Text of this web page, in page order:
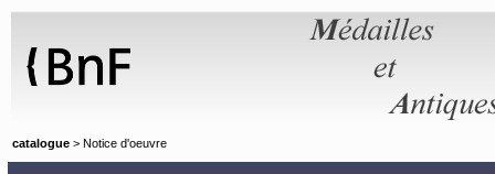
catalogue > Notice d'oeuvre